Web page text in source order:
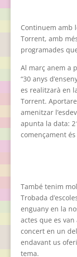
Continuem amb
Torrent, amb
programades
Al març anem a
“30 anys
es realitzarà en
Torrent.
amenitzar
apunta la data:
començament
També tenim
Trobada
enguany en la
actes que es
concert en un
endavant us
tema.